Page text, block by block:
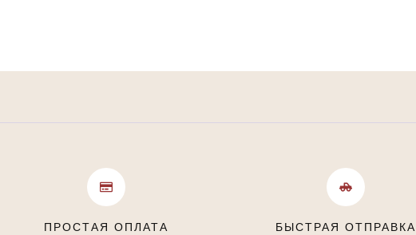
ПРОСТАЯ ОПЛАТА БЫСТРАЯ ОТПРАВКА